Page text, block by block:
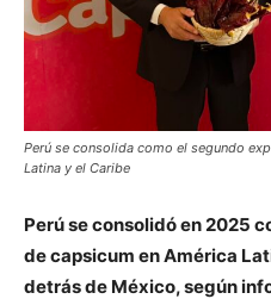
Perú se consolida como el segundo
Latina y el Caribe
Perú se consolidó en 2025
de capsicum en América
detrás de México, según